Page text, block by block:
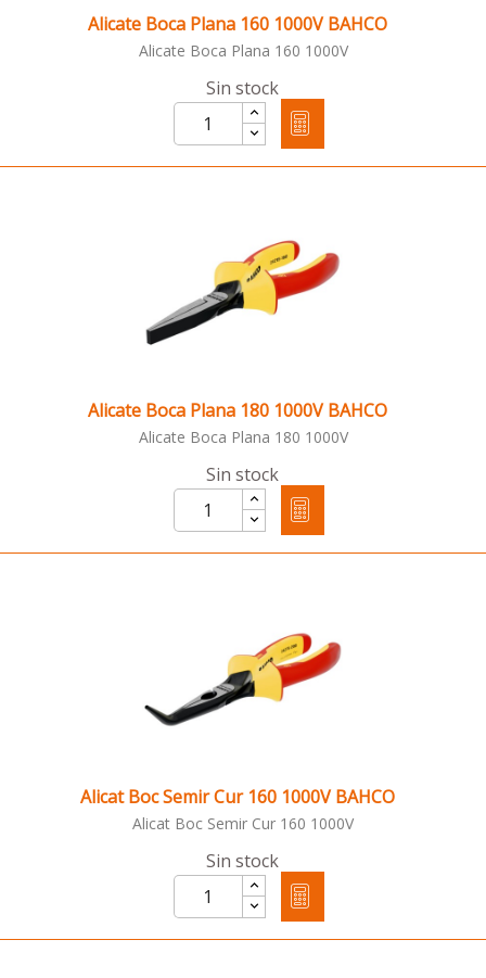
Alicate Boca Plana 160 1000V BAHCO
Alicate Boca Plana 160 1000V
Sin stock
Alicate Boca Plana 180 1000V BAHCO
Alicate Boca Plana 180 1000V
Sin stock
Alicat Boc Semir Cur 160 1000V BAHCO
Alicat Boc Semir Cur 160 1000V
Sin stock